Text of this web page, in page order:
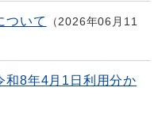
ついて
2026年06月11
和8年4月1日利用分か